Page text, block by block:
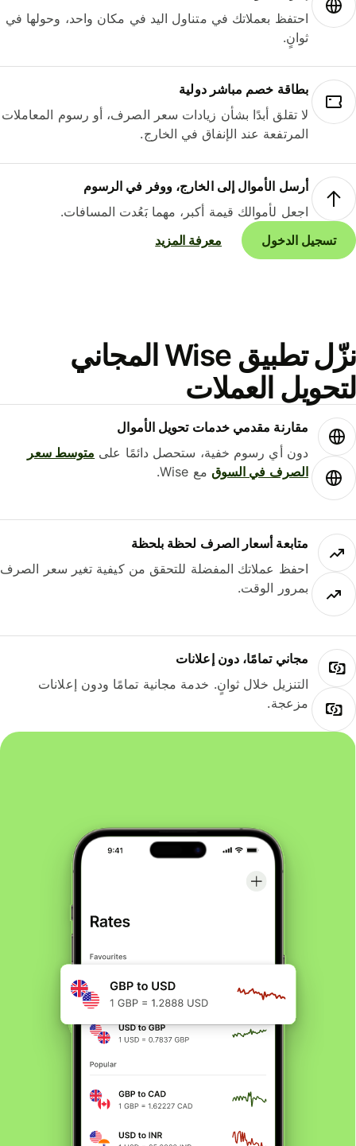
احتفظ بعملاتك في متناول اليد في مكان واحد، وحولها في
ثوانٍ.
بطاقة خصم مباشر دولية
لا تقلق أبدًا بشأن زيادات سعر الصرف، أو رسوم المعاملات
المرتفعة عند الإنفاق في الخارج.
أرسل الأموال إلى الخارج، ووفر في الرسوم
اجعل لأموالك قيمة أكبر، مهما بَعُدت المسافات.
تسجيل الدخول
معرفة المزيد
نزّل تطبيق Wise المجاني
العملات
مقارنة مقدمي خدمات تحويل الأموال
دون أي رسوم خفية، ستحصل دائمًا علىمتوسط ​​سعر
الصرف في السوقمع Wise.
متابعة أسعار الصرف لحظة بلحظة
احفظ عملاتك المفضلة للتحقق من كيفية تغير سعر الصرف
بمرور الوقت.
مجاني تمامًا، دون إعلانات
التنزيل خلال ثوانٍ. خدمة مجانية تمامًا ودون إعلانات
مزعجة.